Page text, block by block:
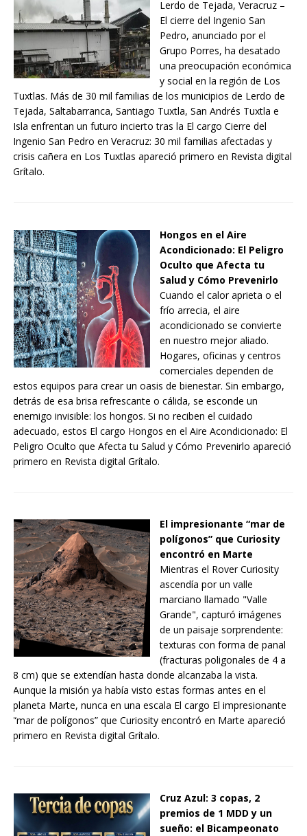
Lerdo de Tejada, Veracruz –
El cierre del Ingenio San
Pedro, anunciado por el
Grupo Porres, ha desatado
una preocupación económica
y social en la región de Los
Tuxtlas. Más de 30 mil familias de los municipios de Lerdo de
Tejada, Saltabarranca, Santiago Tuxtla, San Andrés Tuxtla e
Isla enfrentan un futuro incierto tras la El cargo Cierre del
Ingenio San Pedro en Veracruz: 30 mil familias afectadas y
crisis cañera en Los Tuxtlas apareció primero en Revista digital
Grítalo.
Hongos en el Aire
Acondicionado: El Peligro
Oculto que Afecta tu
Salud y Cómo Prevenirlo
Cuando el calor aprieta o el
frío arrecia, el aire
acondicionado se convierte
en nuestro mejor aliado.
Hogares, oficinas y centros
comerciales dependen de
estos equipos para crear un oasis de bienestar. Sin embargo,
detrás de esa brisa refrescante o cálida, se esconde un
enemigo invisible: los hongos. Si no reciben el cuidado
adecuado, estos El cargo Hongos en el Aire Acondicionado: El
Peligro Oculto que Afecta tu Salud y Cómo Prevenirlo apareció
primero en Revista digital Grítalo.
El impresionante “mar de
polígonos” que Curiosity
encontró en Marte
Mientras el Rover Curiosity
ascendía por un valle
marciano llamado "Valle
Grande", capturó imágenes
de un paisaje sorprendente:
texturas con forma de panal
(fracturas poligonales de 4 a
8 cm) que se extendían hasta donde alcanzaba la vista.
Aunque la misión ya había visto estas formas antes en el
planeta Marte, nunca en una escala El cargo El impresionante
“mar de polígonos” que Curiosity encontró en Marte apareció
primero en Revista digital Grítalo.
Cruz Azul: 3 copas, 2
premios de 1 MDD y un
sueño: el Bicampeonato